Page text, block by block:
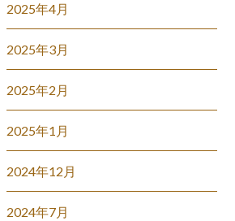
2025年4月
2025年3月
2025年2月
2025年1月
2024年12月
2024年7月